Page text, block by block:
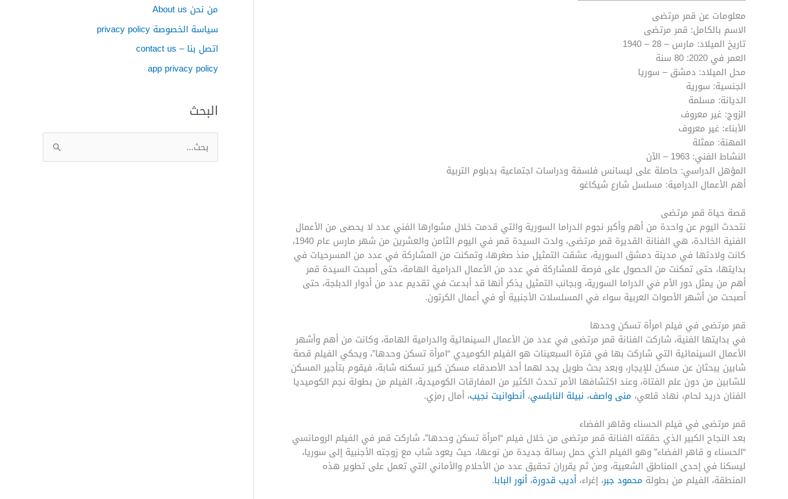
معلومات عن قمر مرتضى
الاسم بالكامل: قمر مرتضى
تاريخ الميلاد: مارس – 28 – 1940
العمر في 2020: 80 سنة
محل الميلاد: دمشق – سوريا
الجنسية: سورية
الديانة: مسلمة
الزوج: غير معروف
الأبناء: غير معروف
المهنة: ممثلة
النشاط الفني: 1963 – الآن
المؤهل الدراسي: حاصلة على ليسانس فلسفة ودراسات اجتماعية بدبلوم التربية
أهم الأعمال الدرامية: مسلسل شارع شيكاغو
قصة حياة قمر مرتضى
نتحدث اليوم عن واحدة من أهم وأكبر نجوم الدراما السورية والتي قدمت خلال مشوارها الفني عدد لا يحصى من الأعمال
الفنية الخالدة، هي الفنانة القديرة قمر مرتضى، ولدت السيدة قمر في اليوم الثامن والعشرين من شهر مارس عام 1940،
كانت ولادتها في مدينة دمشق السورية، عشقت التمثيل منذ صغرها، وتمكنت من المشاركة في عدد من المسرحيات في
بدايتها، حتى تمكنت من الحصول على فرصة للمشاركة في عدد من الأعمال الدرامية الهامة، حتى أصبحت السيدة قمر
أهم من يمثل دور الأم في الدراما السورية، وبجانب التمثيل يذكر أنها قد أبدعت في تقديم عدد من أدوار الدبلجة، حتى
أصبحت من أشهر الأصوات العربية سواء في المسلسلات الأجنبية أو في أعمال الكرتون.
قمر مرتضى في فيلم امرأة تسكن وحدها
في بدايتها الفنية، شاركت الفنانة قمر مرتضى في عدد من الأعمال السينمائية والدرامية الهامة، وكانت من أهم وأشهر
الأعمال السينمائية التي شاركت بها في فترة السبعينات هو الفيلم الكوميدي “امرأة تسكن وحدها”، ويحكي الفيلم قصة
شابين يبحثان عن مسكن للإيجار، وبعد بحث طويل يجد لهما أحد الأصدقاء مسكن كبير تسكنه شابة، فيقوم بتأجير المسكن
للشابين من دون علم الفتاة، وعند اكتشافها الأمر تحدث الكثير من المفارقات الكوميدية، الفيلم من بطولة نجم الكوميديا
الفنان دريد لحام، نهاد قلعي، منى واصف، نبيلة النابلسي، أنطوانيت نجيب، أمال رمزي.
قمر مرتضى في فيلم الحسناء وقاهر الفضاء
بعد النجاح الكبير الذي حققته الفنانة قمر مرتضى من خلال فيلم “امرأة تسكن وحدها”، شاركت قمر في الفيلم الرومانسي
“الحسناء و قاهر الفضاء” وهو الفيلم الذي حمل رسالة جديدة من نوعها، حيث يعود شاب مع زوجته الأجنبية إلى سوريا،
ليسكنا في إحدى المناطق الشعبية، ومن ثم يقرران تحقيق عدد من الأحلام والأماني التي تعمل على تطوير هذه
المنطقة، الفيلم من بطولة محمود جبر، إغراء، أديب قدورة، أنور البابا.
من نحن About us
سياسة الخصوصة privacy policy
اتصل بنا – contact us
app privacy policy
البحث
ل